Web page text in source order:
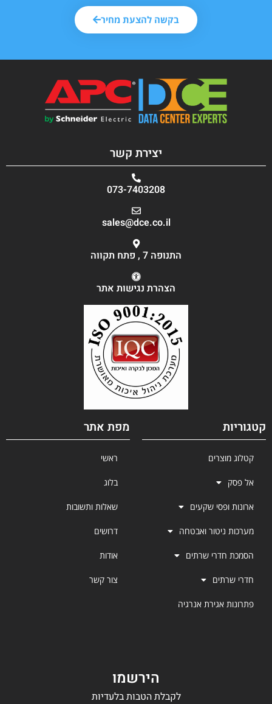
בקשה להצעת מחיר
יצירת קשר
073-7403208
sales@dce.co.il
התנופה 7 , פתח תקווה
הצהרת נגישות אתר
קטגוריות
קטלוג מוצרים
אל פסק
ארונות ופסי שקעים
מערכות ניטור ואבטחה
הסמכת חדרי שרתים
חדרי שרתים
פתרונות אגירת אנרגיה
מפת אתר
ראשי
בלוג
שאלות ותשובות
דרושים
אודות
צור קשר
הירשמו
לקבלת הטבות בלעדיות